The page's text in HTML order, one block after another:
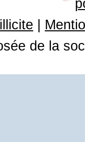
de la